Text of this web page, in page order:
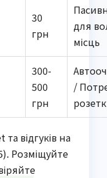
30
грн
для
місць
300-
500
грн
/
відгуків на
Розміщуйте